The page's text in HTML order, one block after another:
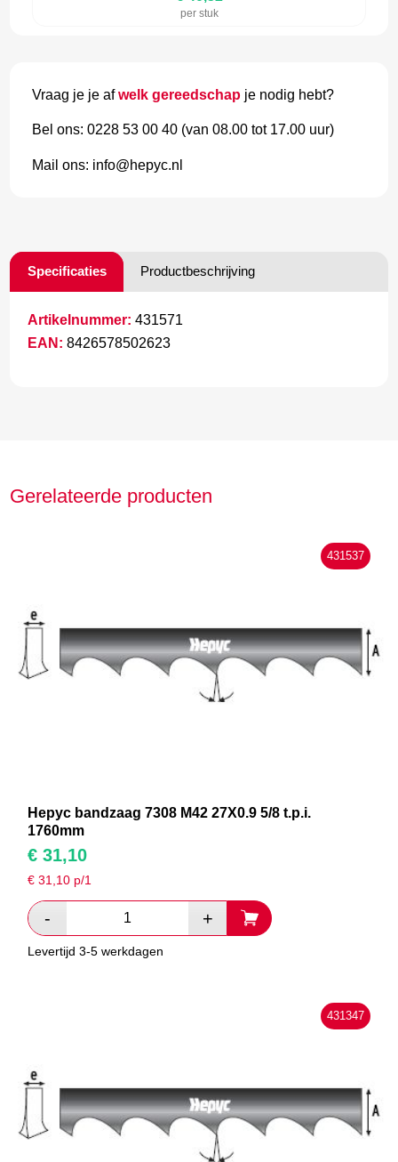
per stuk
Vraag je je afwelk gereedschap je nodig hebt?
Bel ons: 0228 53 00 40 (van 08.00 tot 17.00 uur)
Mail ons: info@hepyc.nl
Specificaties Productbeschrijving
Artikelnummer: 431571
EAN: 8426578502623
Gerelateerde producten
431537
Hepyc bandzaag 7308 M42 27X0.9 5/8 t.p.i.
1760mm
€ 31,10
€31,10 p/1
Levertijd 3-5 werkdagen
431347